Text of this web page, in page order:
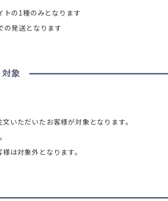
トの1種のみとなります
の発送となります
象
いただいたお客様が対象となります。
は対象外となります。